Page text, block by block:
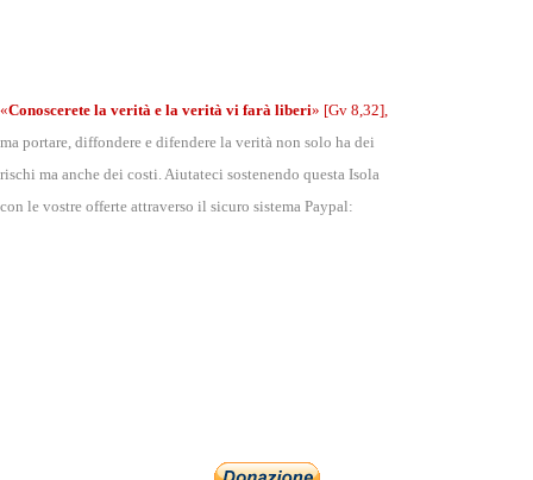
«Conoscerete la verità e la verità vi farà liberi» [Gv 8,32],
ma portare, diffondere e difendere la verità non solo ha dei
rischi ma anche dei costi. Aiutateci sostenendo questa Isola
con le vostre offerte attraverso il sicuro sistema Paypal: